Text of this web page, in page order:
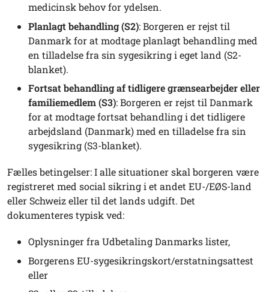
medicinsk behov for ydelsen.
Planlagt behandling (S2): Borgeren er rejst til
Danmark for at modtage planlagt behandling med
en tilladelse fra sin sygesikring i eget land (S2-
blanket).
Fortsat behandling af tidligere grænsearbejder eller
familiemedlem (S3): Borgeren er rejst til Danmark
for at modtage fortsat behandling i det tidligere
arbejdsland (Danmark) med en tilladelse fra sin
sygesikring (S3-blanket).
Fælles betingelser: I alle situationer skal borgeren være
registreret med social sikring i et andet EU-/EØS-land
eller Schweiz eller til det lands udgift. Det
dokumenteres typisk ved:
Oplysninger fra Udbetaling Danmarks lister,
Borgerens EU-sygesikringskort/erstatningsattest
eller